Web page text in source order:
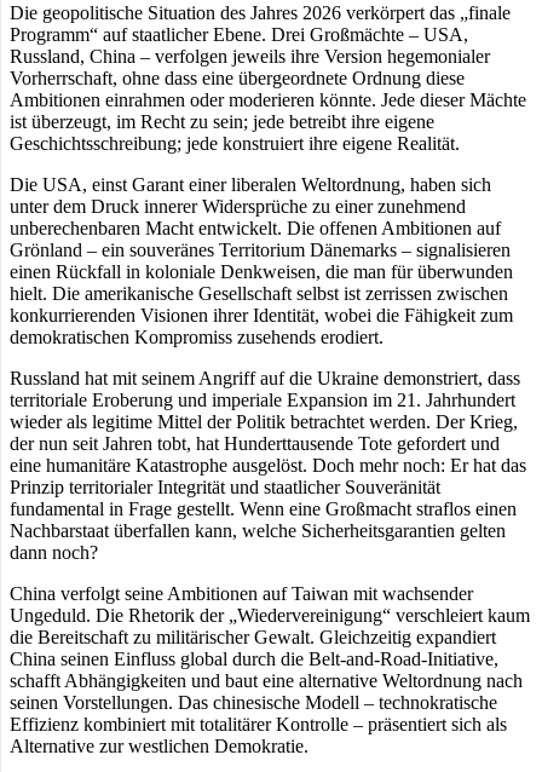
Die geopolitische Situation des Jahres 2026 verkörpert das „finale
Programm“ auf staatlicher Ebene. Drei Großmächte – USA,
Russland, China – verfolgen jeweils ihre Version hegemonialer
Vorherrschaft, ohne dass eine übergeordnete Ordnung diese
Ambitionen einrahmen oder moderieren könnte. Jede dieser Mächte
ist überzeugt, im Recht zu sein; jede betreibt ihre eigene
Geschichtsschreibung; jede konstruiert ihre eigene Realität.
Die USA, einst Garant einer liberalen Weltordnung, haben sich
unter dem Druck innerer Widersprüche zu einer zunehmend
unberechenbaren Macht entwickelt. Die offenen Ambitionen auf
Grönland – ein souveränes Territorium Dänemarks – signalisieren
einen Rückfall in koloniale Denkweisen, die man für überwunden
hielt. Die amerikanische Gesellschaft selbst ist zerrissen zwischen
konkurrierenden Visionen ihrer Identität, wobei die Fähigkeit zum
demokratischen Kompromiss zusehends erodiert.
Russland hat mit seinem Angriff auf die Ukraine demonstriert, dass
territoriale Eroberung und imperiale Expansion im 21. Jahrhundert
wieder als legitime Mittel der Politik betrachtet werden. Der Krieg,
der nun seit Jahren tobt, hat Hunderttausende Tote gefordert und
eine humanitäre Katastrophe ausgelöst. Doch mehr noch: Er hat das
Prinzip territorialer Integrität und staatlicher Souveränität
fundamental in Frage gestellt. Wenn eine Großmacht straflos einen
Nachbarstaat überfallen kann, welche Sicherheitsgarantien gelten
dann noch?
China verfolgt seine Ambitionen auf Taiwan mit wachsender
Ungeduld. Die Rhetorik der „Wiedervereinigung“ verschleiert kaum
die Bereitschaft zu militärischer Gewalt. Gleichzeitig expandiert
China seinen Einfluss global durch die Belt-and-Road-Initiative,
schafft Abhängigkeiten und baut eine alternative Weltordnung nach
seinen Vorstellungen. Das chinesische Modell – technokratische
Effizienz kombiniert mit totalitärer Kontrolle – präsentiert sich als
Alternative zur westlichen Demokratie.